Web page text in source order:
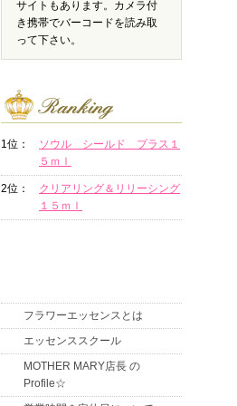
サイトもあります。カメラ付
き携帯でバーコードを読み取
って下さい。
1位：
ソウル シールド プラス１
５ｍｌ
2位：
クリアリング＆リリーシング
１５ｍｌ
フラワーエッセンスとは
エッセンススクール
MOTHER MARY店長 の
Profile☆